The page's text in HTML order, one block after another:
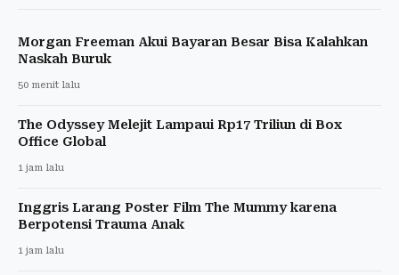
Morgan Freeman Akui Bayaran Besar Bisa Kalahkan
Naskah Buruk
50 menit lalu
The Odyssey Melejit Lampaui Rp17 Triliun di Box
Office Global
1 jam lalu
Inggris Larang Poster Film The Mummy karena
Berpotensi Trauma Anak
1 jam lalu